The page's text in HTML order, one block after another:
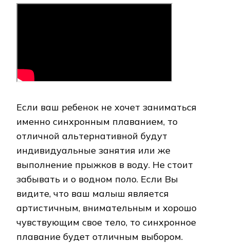
Если ваш ребенок не хочет заниматься
именно синхронным плаванием, то
отличной альтернативной будут
индивидуальные занятия или же
выполнение прыжков в воду. Не стоит
забывать и о водном поло. Если Вы
видите, что ваш малыш является
артистичным, внимательным и хорошо
чувствующим свое тело, то синхронное
плавание будет отличным выбором.